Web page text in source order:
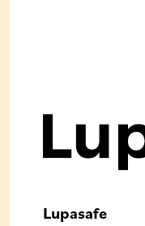
Lupasafe